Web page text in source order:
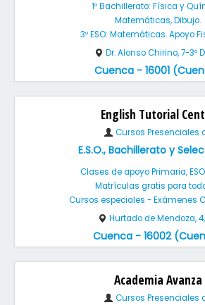
1º Bachillerato: Física y
Matemáticas, Dibujo.
3º ESO: Matemáticas. Apoyo
Dr. Alonso Chirino, 7-3º
Cuenca - 16001
English Tutorial
Cursos Presenciales
E.S.O., Bachillerato y
Clases de apoyo Primaria,
Matrículas gratis para
Cursos especiales - Exámenes
Hurtado de Mendoza, 4,
Cuenca - 16002
Academia Avanza
Cursos Presenciales